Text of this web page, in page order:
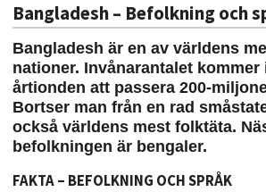
Bangladesh – Befolkning och
Bangladesh är en av världens
nationer. Invånarantalet kommer
årtionden att passera 200-
Bortser man från en rad
också världens mest folktäta.
befolkningen är bengaler.
FAKTA – BEFOLKNING OCH SPRÅK